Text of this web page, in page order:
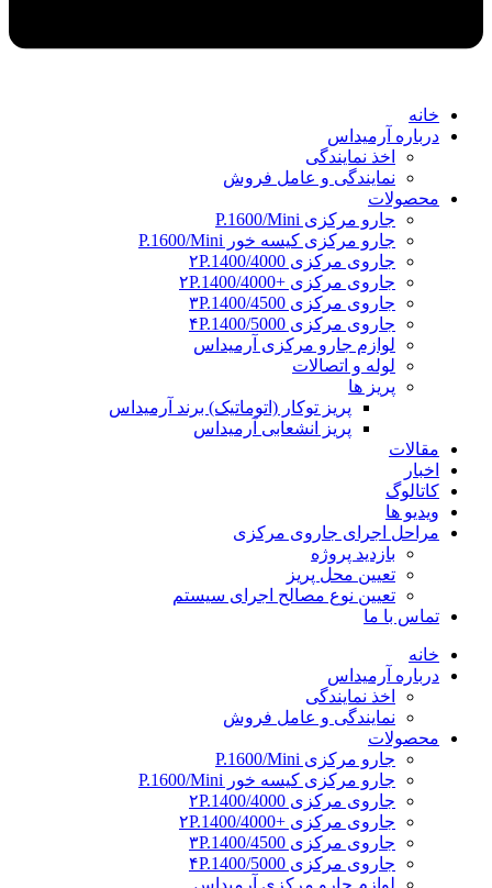
خانه
درباره آرمیداس
اخذ نمایندگی
نمایندگی و عامل فروش
محصولات
جارو مرکزی P.1600/Mini
جارو مرکزی کیسه خور P.1600/Mini
جاروی مرکزی ۲P.1400/4000
جاروی مرکزی +۲P.1400/4000
جاروی مرکزی ۳P.1400/4500
جاروی مرکزی ۴P.1400/5000
لوازم جارو مرکزی آرمیداس
لوله و اتصالات
پریز ها
پریز توکار (اتوماتیک) برند آرمیداس
پریز انشعابی آرمیداس
مقالات
اخبار
کاتالوگ
ویدیو ها
مراحل اجرای جاروی مرکزی
بازدید پروژه
تعیین محل پریز
تعیین نوع مصالح اجرای سیستم
تماس با ما
خانه
درباره آرمیداس
اخذ نمایندگی
نمایندگی و عامل فروش
محصولات
جارو مرکزی P.1600/Mini
جارو مرکزی کیسه خور P.1600/Mini
جاروی مرکزی ۲P.1400/4000
جاروی مرکزی +۲P.1400/4000
جاروی مرکزی ۳P.1400/4500
جاروی مرکزی ۴P.1400/5000